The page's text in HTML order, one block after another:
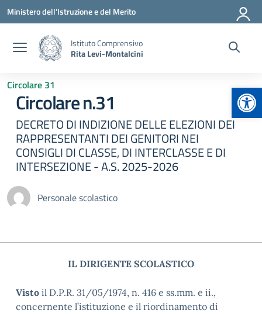
Vai ai contenuti
Vai al menu di navigazione
Vai al footer
Ministero dell'Istruzione e del Merito
Istituto Comprensivo
Rita Levi-Montalcini
Circolare 31
Circolare n.31
DECRETO DI INDIZIONE DELLE ELEZIONI DEI
RAPPRESENTANTI DEI GENITORI NEI
CONSIGLI DI CLASSE, DI INTERCLASSE E DI
INTERSEZIONE - A.S. 2025-2026
Personale scolastico
IL DIRIGENTE SCOLASTICO
Visto il D.P.R. 31/05/1974, n. 416 e ss.mm. e ii.,
concernente l’istituzione e il riordinamento di